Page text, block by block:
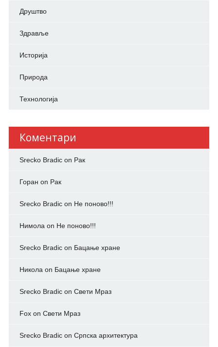
Друштво
Здравље
Историја
Природа
Технологија
Коментари
Srecko Bradicon Рак
Горан on Рак
Srecko Bradicon Не поново!!!
Нимола on Не поново!!!
Srecko Bradicon Бацање хране
Никола on Бацање хране
Srecko Bradicon Свети Мраз
Foxon Свети Мраз
Srecko Bradicon Српска архитектура